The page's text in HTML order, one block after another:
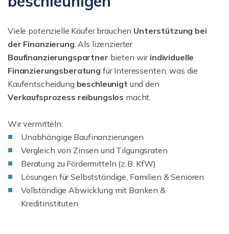
Viele potenzielle Käufer brauchen Unterstützung bei
der Finanzierung. Als lizenzierter
Baufinanzierungspartner bieten wir individuelle
Finanzierungsberatung für Interessenten, was die
Kaufentscheidung beschleunigt und den
Verkaufsprozess reibungslos macht.
Wir vermitteln:
Unabhängige Baufinanzierungen
Vergleich von Zinsen und Tilgungsraten
Beratung zu Fördermitteln (z. B. KfW)
Lösungen für Selbstständige, Familien & Senioren
Vollständige Abwicklung mit Banken &
Kreditinstituten